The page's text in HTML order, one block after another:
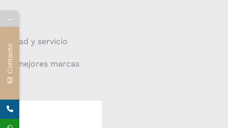
calidad y servicio
Las mejores marcas
←
Contacto